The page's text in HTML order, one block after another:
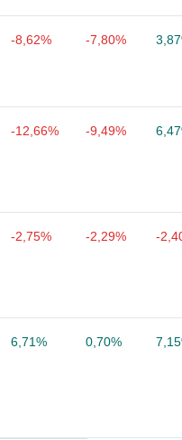
-8,62% -7,80%
-12,66% -9,49%
-2,75% -2,29% -
6,71% 0,70%